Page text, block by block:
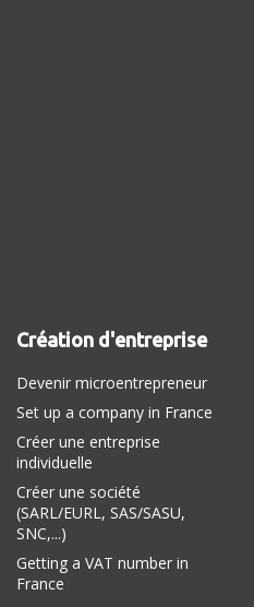
Création d'entreprise
Devenir microentrepreneur
Set up a company in France
Créer une entreprise
individuelle
Créer une société
(SARL/EURL, SAS/SASU,
SNC,...)
Getting a VAT number in
France